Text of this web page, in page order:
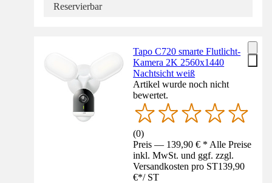
Reservierbar
Tapo C720 smarte Flutlicht-
Kamera 2K 2560x1440
Nachtsicht weiß
Artikel wurde noch nicht
bewertet.
(0)
Preis — 139,90 € * Alle Preise
inkl. MwSt. und ggf. zzgl.
Versandkosten pro ST139,90
€*/ ST